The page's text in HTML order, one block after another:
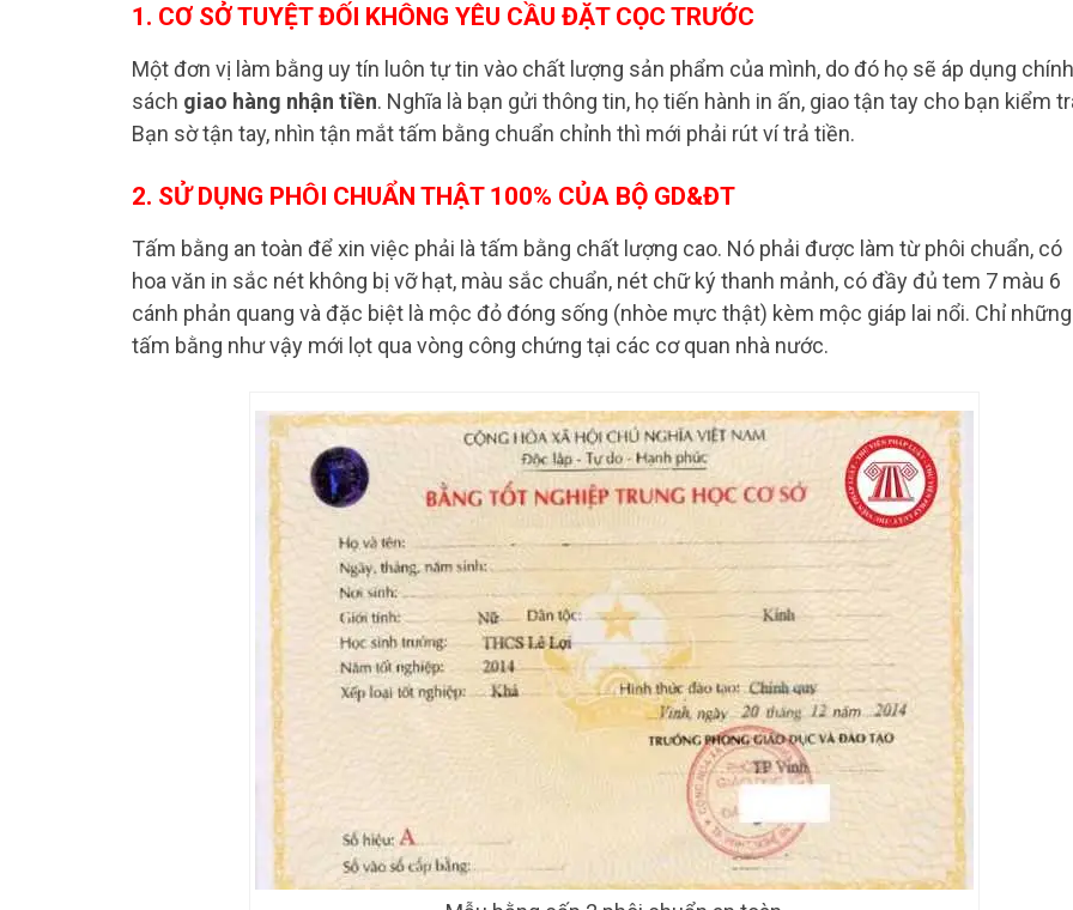
1. CƠ SỞ TUYỆT ĐỐI KHÔNG YÊU CẦU ĐẶT CỌC TRƯỚC
Một đơn vị làm bằng uy tín luôn tự tin vào chất lượng sản phẩm của mình, do đó họ sẽ áp dụng chính
sách giao hàng nhận tiền. Nghĩa là bạn gửi thông tin, họ tiến hành in ấn, giao tận tay cho bạn kiểm
Bạn sờ tận tay, nhìn tận mắt tấm bằng chuẩn chỉnh thì mới phải rút ví trả tiền.
2. SỬ DỤNG PHÔI CHUẨN THẬT 100% CỦA BỘ GD&ĐT
Tấm bằng an toàn để xin việc phải là tấm bằng chất lượng cao. Nó phải được làm từ phôi chuẩn, có
hoa văn in sắc nét không bị vỡ hạt, màu sắc chuẩn, nét chữ ký thanh mảnh, có đầy đủ tem 7 màu 6
cánh phản quang và đặc biệt là mộc đỏ đóng sống (nhòe mực thật) kèm mộc giáp lai nổi. Chỉ những
tấm bằng như vậy mới lọt qua vòng công chứng tại các cơ quan nhà nước.